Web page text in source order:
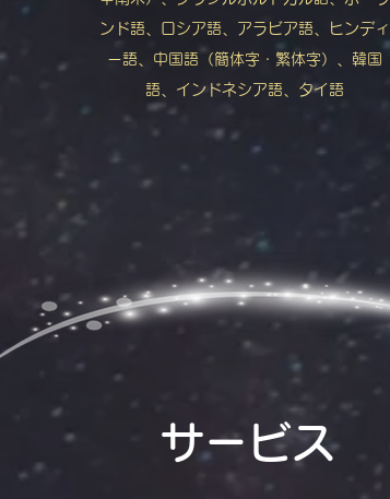
ンド語、ロシア語、アラビア語、ヒンディ
ー語、中国語（簡体字・繁体字）、韓国
語、インドネシア語、タイ語
サービス